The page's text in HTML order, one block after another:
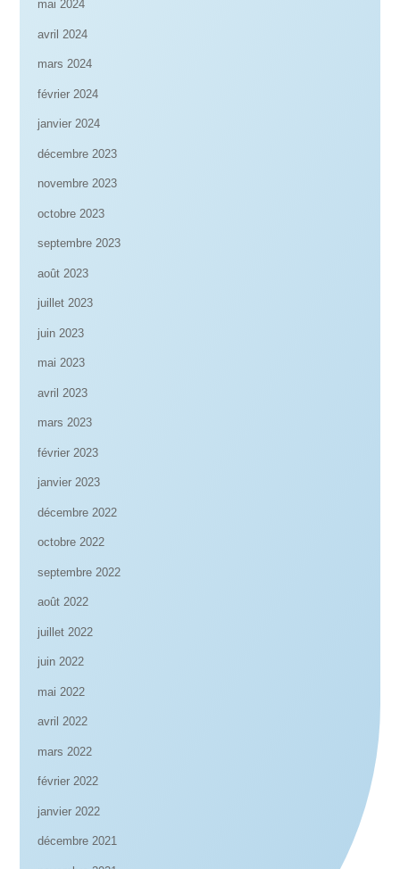
mai 2024
avril 2024
mars 2024
février 2024
janvier 2024
décembre 2023
novembre 2023
octobre 2023
septembre 2023
août 2023
juillet 2023
juin 2023
mai 2023
avril 2023
mars 2023
février 2023
janvier 2023
décembre 2022
octobre 2022
septembre 2022
août 2022
juillet 2022
juin 2022
mai 2022
avril 2022
mars 2022
février 2022
janvier 2022
décembre 2021